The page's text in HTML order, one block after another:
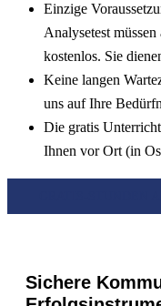
Einzige
Analysetest
kostenlos. Sie
Keine langen
uns auf Ihre
Die gratis
Ihnen vor Ort (in
Sichere